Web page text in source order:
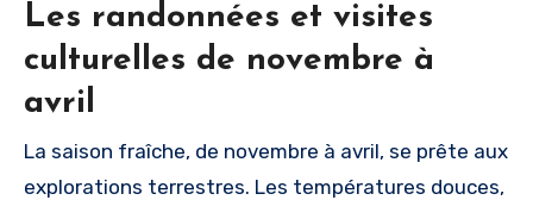
Les randonnées et visites
culturelles de novembre à
avril
La saison fraîche, de novembre à avril, se prête aux
explorations terrestres. Les températures douces,